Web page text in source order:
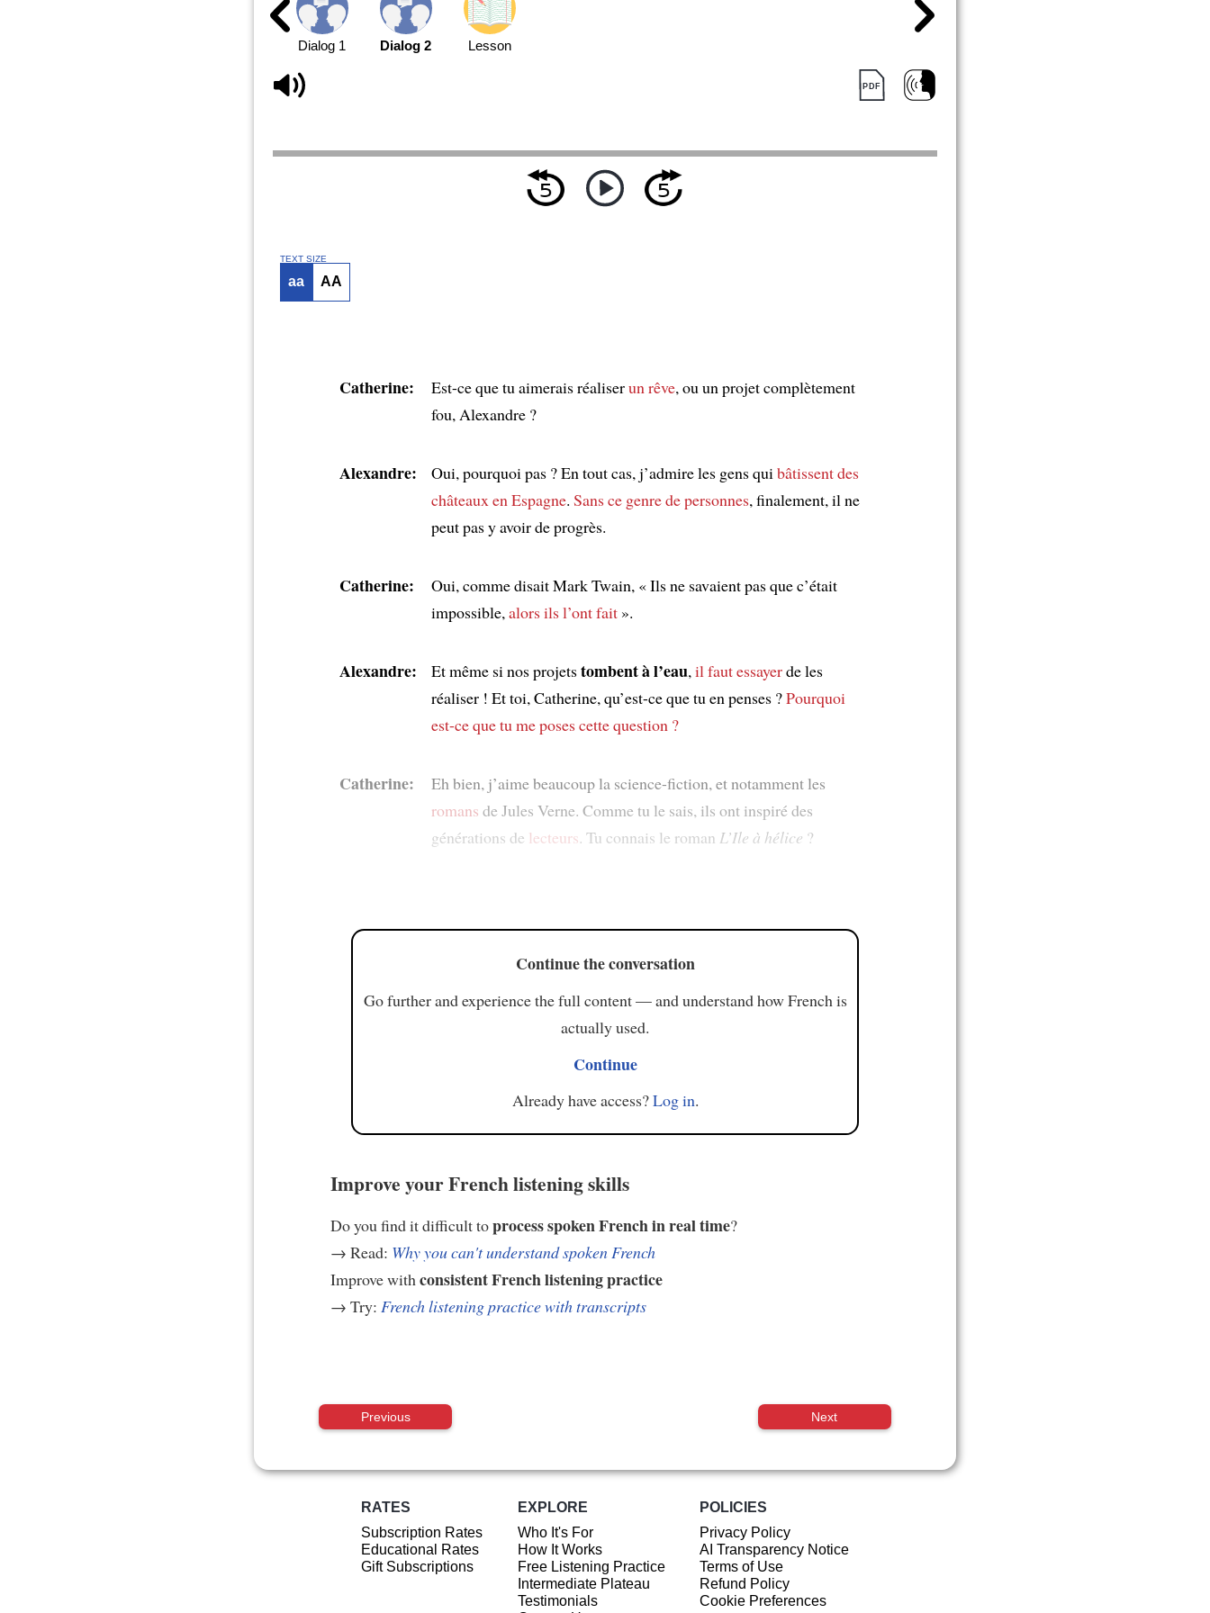
Dialog 1 Dialog 2 Lesson
TEXT SIZE
aa AA
Catherine: Est-ce que tu aimerais réaliserun rêve, ou un projet complètement
fou, Alexandre ?
Alexandre: Oui, pourquoi pas ? En tout cas, j’admire les gens qui bâtissent des
châteaux en Espagne. Sans ce genre de personnes, finalement, il ne
peut pas y avoir de progrès.
Catherine:
Oui, comme disait Mark Twain, « Ils ne savaient pas que c’était
impossible, alors ils l’ont fait».
Alexandre: Et même si nos projetstombent à l’eau, il faut essayerde les
réaliser ! Et toi, Catherine, qu’est-ce que tu en penses ?Pourquoi
est-ce que tu me poses cette question ?
Catherine:
Eh bien, j’aime beaucoup la science-fiction, et notamment les
romans de Jules Verne. Comme tu le sais, ils ont inspiré des
générations de lecteurs. Tu connais le roman L’Ile à hélice ?
Continue the conversation
Go further and experience the full content — and understand how French is
actually used.
Continue
Already have access?Log in.
Improve your French listening skills
Do you find it difficult toprocess spoken French in real time?
→ Read: Why you can't understand spoken French
Improve with consistent French listening practice
→ Try: French listening practice with transcripts
Previous Next
RATES
Subscription Rates
Educational Rates
Gift Subscriptions
EXPLORE
Who It's For
How It Works
Free Listening Practice
Intermediate Plateau
Testimonials
POLICIES
Privacy Policy
AI Transparency Notice
Terms of Use
Refund Policy
Cookie Preferences